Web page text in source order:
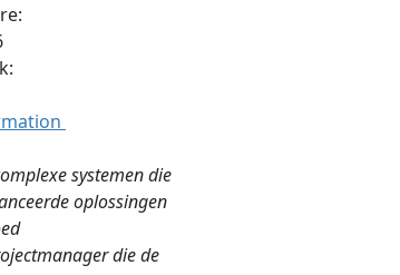
systemen die
oplossingen
die de